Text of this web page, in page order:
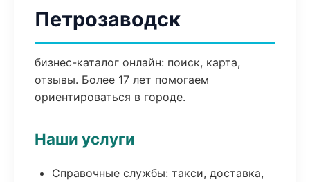
Петрозаводск
бизнес-каталог онлайн: поиск, карта,
отзывы. Более 17 лет помогаем
ориентироваться в городе.
Наши услуги
Справочные службы: такси, доставка,